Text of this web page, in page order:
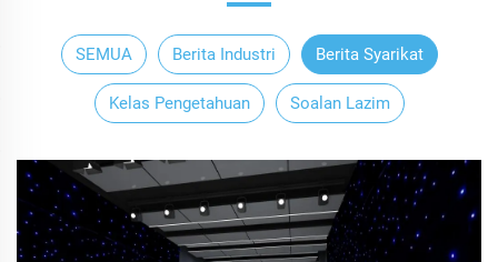
SEMUA Berita Industri Berita Syarikat
Kelas Pengetahuan Soalan Lazim